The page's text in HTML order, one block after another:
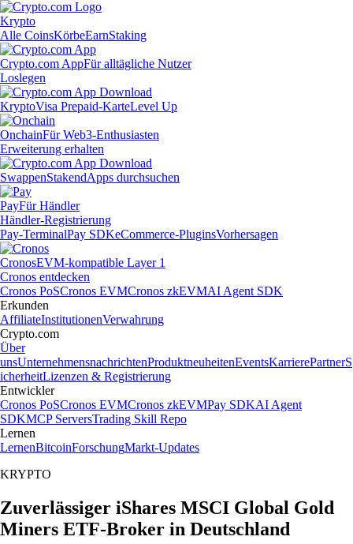
Krypto
Alle CoinsKörbeEarnStaking
Crypto.com AppFür alltägliche Nutzer
Loslegen
KryptoVisa Prepaid-KarteLevel Up
OnchainFür Web3-Enthusiasten
Erweiterung erhalten
SwappenStakendApps durchsuchen
PayFür Händler
Händler-Registrierung
Pay-TerminalPay SDKeCommerce-PluginsVorhersagen
CronosEVM-kompatible Layer 1
Cronos entdecken
Cronos PoSCronos EVMCronos zkEVMAI Agent SDK
Erkunden
AffiliateInstitutionenVerwahrung
Crypto.com
Über
unsUnternehmensnachrichtenProduktneuheitenEventsKarrierePartnerS
icherheitLizenzen & Registrierung
Entwickler
Cronos PoSCronos EVMCronos zkEVMPay SDKAI Agent
SDKMCP ServersTrading Skill Repo
Lernen
LernenBitcoinForschungMarkt-Updates
KRYPTO
Zuverlässiger iShares MSCI Global Gold
Miners ETF-Broker in Deutschland